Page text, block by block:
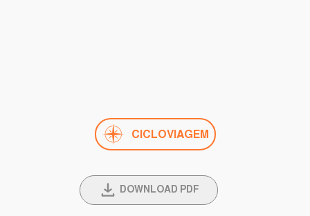
CICLOVIAGEM
DOWNLOAD PDF